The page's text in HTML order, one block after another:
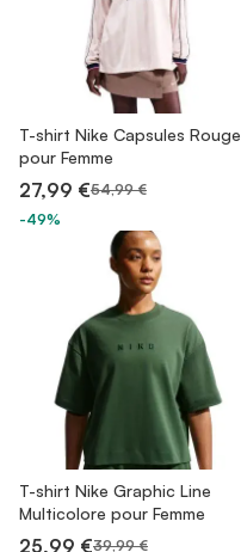
T-shirt Nike Capsules Rouge
pour Femme
27,99 €54,99 €
-49%
T-shirt Nike Graphic Line
Multicolore pour Femme
25,99 €39,99 €